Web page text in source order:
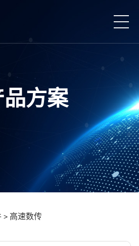
品方案
> 高速数传